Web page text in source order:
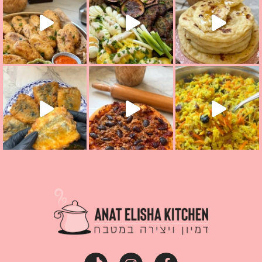
ככה? ההסבר בסרטו
מז׳ווז׳ין או בתרגום לעברית, מחותניםמתכון ראש